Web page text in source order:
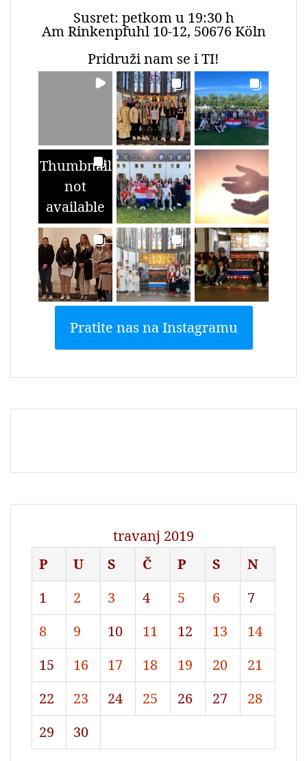
Susret: petkom u 19:30 h
Am Rinkenpfuhl 10-12, 50676 Köln
Pridruži nam se i TI!
Thumbnail
not
available
Pratite nas na Instagramu
travanj 2019
P
U S Č P S
N
1
2 3 4 5 6
7
8
9 10 11 12 13
14
15
16 17 18 19 20
21
22
23 24 25 26 27
28
29
30